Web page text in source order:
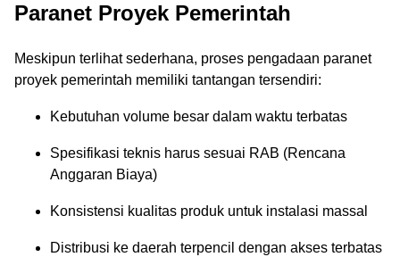
Paranet Proyek Pemerintah
Meskipun terlihat sederhana, proses pengadaan paranet
proyek pemerintah memiliki tantangan tersendiri:
Kebutuhan volume besar dalam waktu terbatas
Spesifikasi teknis harus sesuai RAB (Rencana
Anggaran Biaya)
Konsistensi kualitas produk untuk instalasi massal
Distribusi ke daerah terpencil dengan akses terbatas